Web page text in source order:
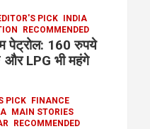
PICK INDIA
RECOMMENDED
पेट्रोल: 160 रुपये
और LPG भी महंगे
PICK FINANCE
MAIN STORIES
RECOMMENDED